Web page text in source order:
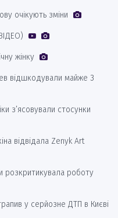
очікують зміни
жінку
відшкодували майже 3
з’ясовували стосунки
відвідала Zenyk Art
розкритикувала роботу
у серйозне ДТП в Києві